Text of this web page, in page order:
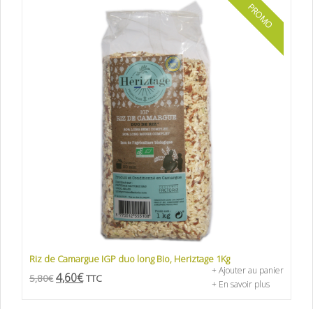
PROMO
Riz de Camargue IGP duo long Bio, Heriztage 1Kg
5,80€ 4,60€ TTC
+ Ajouter au panier
+ En savoir plus